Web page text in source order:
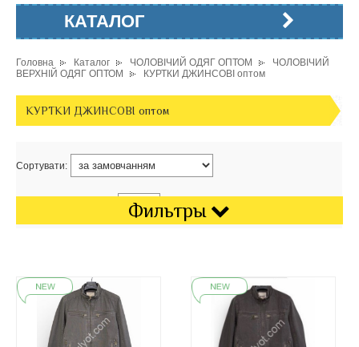
КАТАЛОГ
Головна Каталог ЧОЛОВІЧИЙ ОДЯГ ОПТОМ
ЧОЛОВІЧИЙ
ВЕРХНІЙ ОДЯГ ОПТОМ
КУРТКИ ДЖИНСОВІ оптом
Фильтры
КУРТКИ ДЖИНСОВІ оптом
Сортувати: